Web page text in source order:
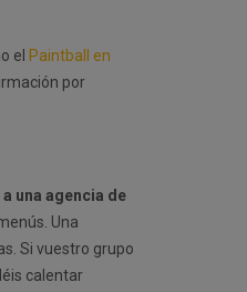
el Paintball en
por
una agencia de
Una
Si vuestro grupo
calentar